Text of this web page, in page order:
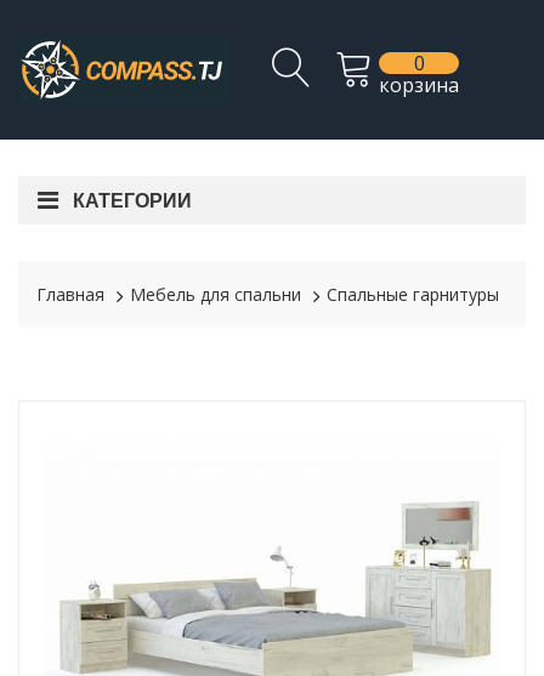
0
корзина
КАТЕГОРИИ
Главная Мебель для спальни Спальные гарнитуры